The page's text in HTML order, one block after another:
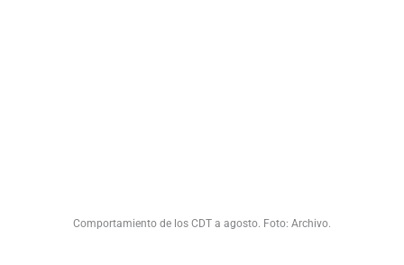
Comportamiento de los CDT a agosto. Foto: Archivo.